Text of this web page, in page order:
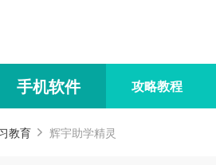
手机软件 攻略教程
教育 辉宇助学精灵